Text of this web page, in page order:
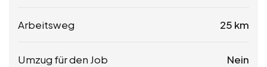
Arbeitsweg 25 km
Umzug für den Job Nein